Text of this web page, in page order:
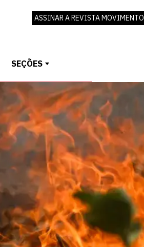
ASSINAR A REVISTA MOVIMENTO
SEÇÕES